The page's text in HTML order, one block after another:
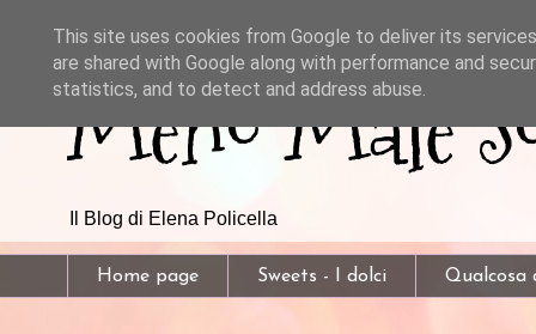
Meno Male
Il Blog di Elena Policella
Home page Sweets - I dolci Qualcosa
This site uses cookies from Google to deliver its
are shared with Google along with performance and
statistics, and to detect and address abuse.